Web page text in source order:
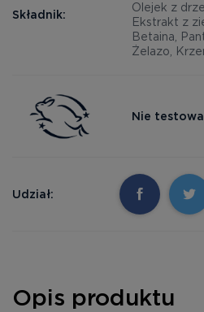
Składnik:
Olejek z
Ekstrakt z
Betaina,
Żelazo,
Nie
Udział:
Opis produktu